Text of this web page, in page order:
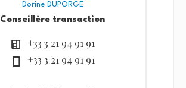
Dorine DUPORGE
Conseillère transaction
+33 3 21 94 91 91
+33 3 21 94 91 91